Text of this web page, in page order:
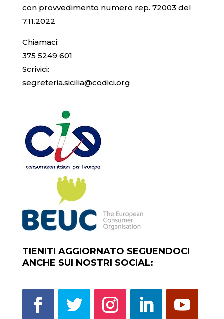
con provvedimento numero rep. 72003 del
7.11.2022
Chiamaci:
375 5249 601
Scrivici:
segreteria.sicilia@codici.org
TIENITI AGGIORNATO SEGUENDOCI
ANCHE SUI NOSTRI SOCIAL: